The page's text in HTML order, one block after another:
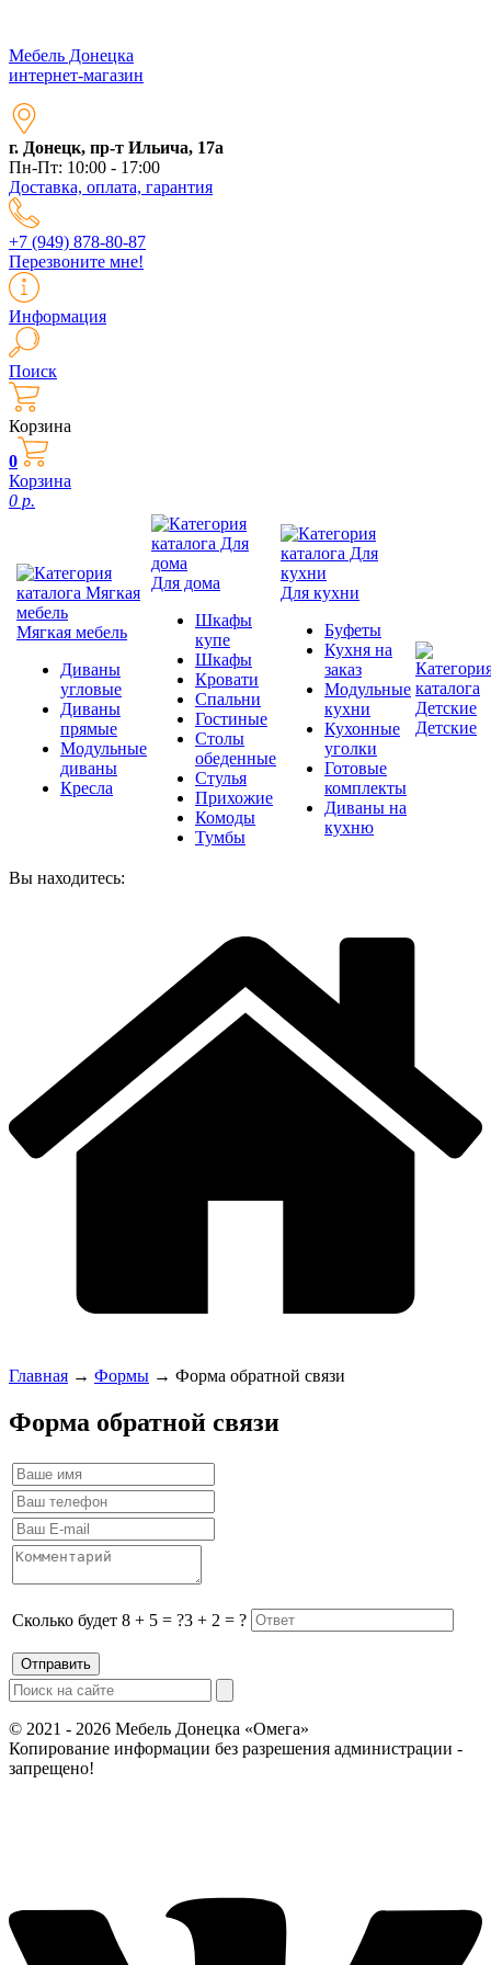
Мебель Донецка
интернет-магазин
г. Донецк, пр-т Ильича, 17а
Пн-Пт: 10:00 - 17:00
Доставка, оплата, гарантия
+7 (949) 878-80-87
Перезвоните мне!
Информация
Поиск
Корзина
0
Корзина
0 р.
Мягкая мебель
Диваны
угловые
Диваны
прямые
Модульные
диваны
Кресла
Для дома
Шкафы
купе
Шкафы
Кровати
Спальни
Гостиные
Столы
обеденные
Стулья
Прихожие
Комоды
Тумбы
Для кухни
Буфеты
Кухня на
заказ
Модульные
кухни
Кухонные
уголки
Готовые
комплекты
Диваны на
кухню
Детские
Вы находитесь:
Главная → Формы → Форма обратной связи
Форма обратной связи
Сколько будет 8 + 5 = ?3 + 2 = ?
© 2021 - 2026 Мебель Донецка «Омега»
Копирование информации без разрешения администрации -
запрещено!